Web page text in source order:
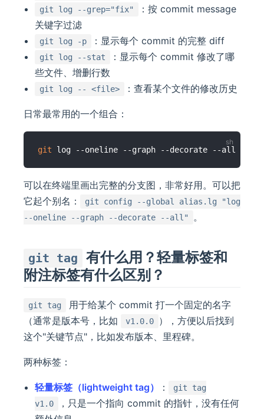
git log --grep="fix"
：按 commit message
关键字过滤
git log -p ：显示每个 commit 的完整 diff
git log --stat
：显示每个 commit 修改了哪
些文件、增删行数
git log -- <file> ：查看某个文件的修改历史
日常最常用的一个组合：
git
可以在终端里画出完整的分支图，非常好用。可以把
它起个别名：
git config --global alias.lg "log
--oneline --graph --decorate --all"
。
git tag
有什么用？轻量标签和
附注标签有什么区别？
git tag
用于给某个 commit 打一个固定的名字
（通常是版本号，比如
v1.0.0
），方便以后找到
这个"关键节点"，比如发布版本、里程碑。
两种标签：
轻量标签（lightweight tag） ：
git tag
v1.0
，只是一个指向 commit 的指针，没有任何